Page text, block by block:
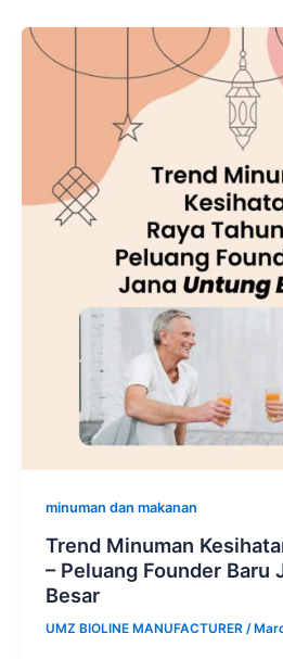
minuman dan makanan
Trend Minuman
– Peluang Founder Baru
Besar
UMZ BIOLINE MANUFACTURER /